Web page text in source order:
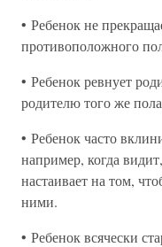
• Ребенок не
противоположного
• Ребенок ревнует
родителю того же
• Ребенок часто
например, когда
настаивает на том,
ними.
• Ребенок всячески